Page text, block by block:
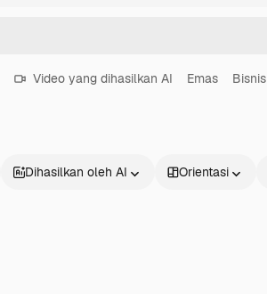
Video yang dihasilkan AI Emas Bisnis
Dihasilkan oleh AI Orientasi